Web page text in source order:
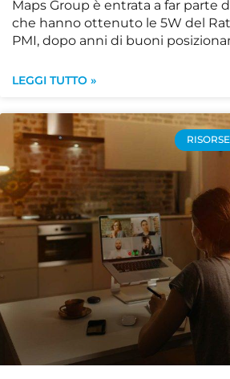
Maps Group è entrata a far parte
che hanno ottenuto le 5W del
PMI, dopo anni di buoni
LEGGI TUTTO »